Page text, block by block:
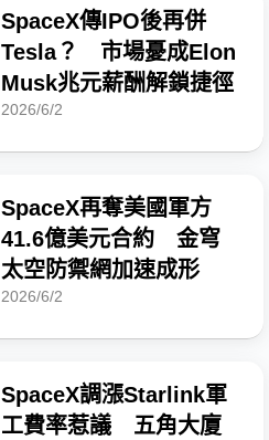
SpaceX傳IPO後再併
Tesla？ 市場憂成Elon
Musk兆元薪酬解鎖捷徑
2026/6/2
SpaceX再奪美國軍方
41.6億美元合約 金穹
太空防禦網加速成形
2026/6/2
SpaceX調漲Starlink軍
工費率惹議 五角大廈